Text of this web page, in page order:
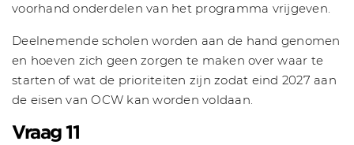
voorhand onderdelen van het programma vrijgeven.
Deelnemende scholen worden aan de hand genomen
en hoeven zich geen zorgen te maken over waar te
starten of wat de prioriteiten zijn zodat eind 2027 aan
de eisen van OCW kan worden voldaan.
Vraag 11